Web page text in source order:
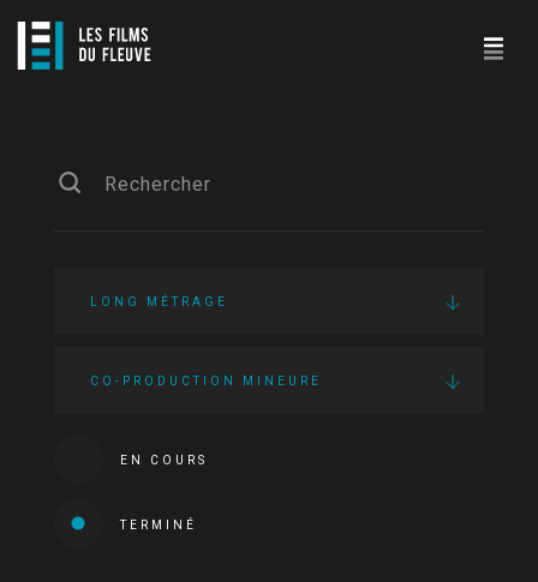
LONG MÉTRAGE
CO-PRODUCTION MINEURE
EN COURS
TERMINÉ